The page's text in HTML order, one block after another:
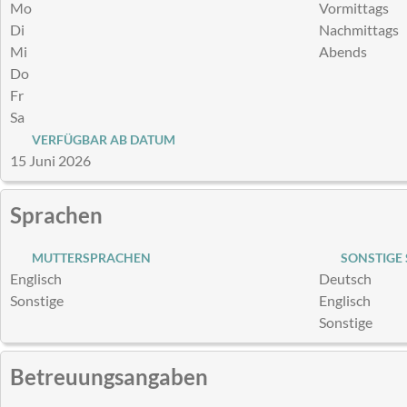
Mo
Di
Mi
Do
Fr
Sa
Vormittags
Nachmittags
Abends
VERFÜGBAR AB DATUM
15 Juni 2026
Sprachen
MUTTERSPRACHEN
Englisch
Sonstige
SONSTIGE
Deutsch
Englisch
Sonstige
Betreuungsangaben